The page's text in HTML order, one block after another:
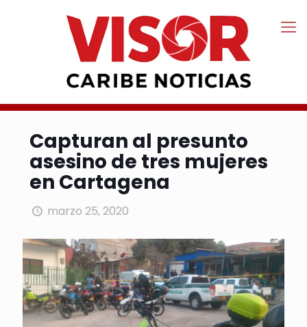
Capturan al presunto
asesino de tres mujeres
en Cartagena
marzo 25, 2020